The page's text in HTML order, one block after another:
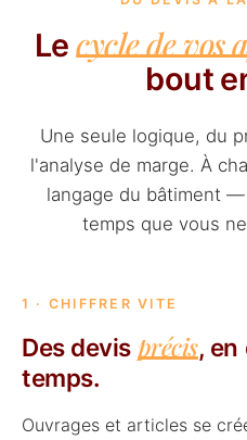
Lecycle de vos
bout
Une seule logique, du
l'analyse de marge. À
langage du bâtiment
temps que vous
1 · CHIFFRER VITE
Des devis précis, en
temps.
Ouvrages et articles se